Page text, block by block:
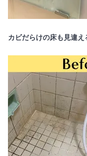
カビだらけの床も見違え